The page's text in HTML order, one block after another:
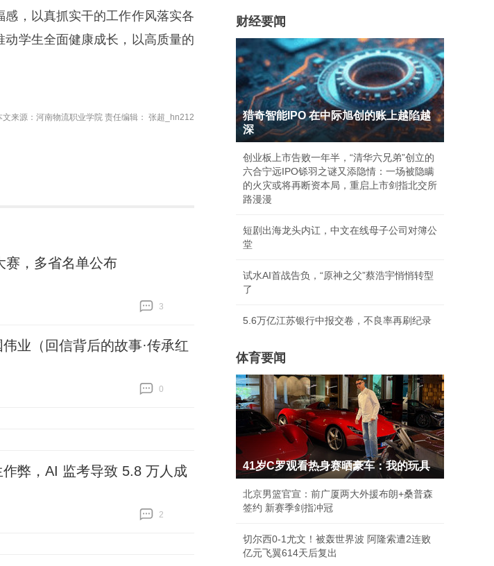
，以真抓实干的工作作风落实各
学生全面健康成长，以高质量的
文来源：河南物流职业学院 责任编辑： 张超_hn212
赛，多省名单公布
3
业（回信背后的故事·传承红
0
弊，AI 监考导致 5.8 万人成
2
财经要闻
猎奇智能IPO 在中际旭创的账上越陷越
深
创业板上市告败一年半，“清华六兄弟”创立的
六合宁远IPO铩羽之谜又添隐情：一场被隐瞒
的火灾或将再断资本局，重启上市剑指北交所
路漫漫
短剧出海龙头内讧，中文在线母子公司对簿公
堂
试水AI首战告负，“原神之父”蔡浩宇悄悄转型
了
5.6万亿江苏银行中报交卷，不良率再刷纪录
体育要闻
41岁C罗观看热身赛晒豪车：我的玩具
北京男篮官宣：前广厦两大外援布朗+桑普森
签约 新赛季剑指冲冠
切尔西0-1尤文！被轰世界波 阿隆索遭2连败
亿元飞翼614天后复出